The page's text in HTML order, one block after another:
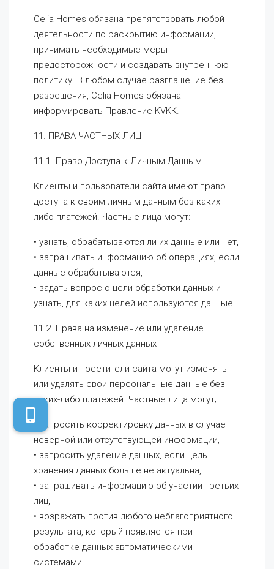
Celia Homes обязана препятствовать любой
деятельности по раскрытию информации,
принимать необходимые меры
предосторожности и создавать внутреннюю
политику. В любом случае разглашение без
разрешения, Celia Homes обязана
информировать Правление KVKK.
11. ПРАВА ЧАСТНЫХ ЛИЦ
11.1. Право Доступа к Личным Данным
Клиенты и пользователи сайта имеют право
доступа к своим личным данным без каких-
либо платежей. Частные лица могут:
• узнать, обрабатываются ли их данные или нет,
• запрашивать информацию об операциях, если
данные обрабатываются,
• задать вопрос о цели обработки данных и
узнать, для каких целей используются данные.
11.2. Права на изменение или удаление
собственных личных данных
Клиенты и посетители сайта могут изменять
или удалять свои персональные данные без
каких-либо платежей. Частные лица могут;
• запросить корректировку данных в случае
неверной или отсутствующей информации,
• запросить удаление данных, если цель
хранения данных больше не актуальна,
• запрашивать информацию об участии третьих
лиц,
• возражать против любого неблагоприятного
результата, который появляется при
обработке данных автоматическими
системами.